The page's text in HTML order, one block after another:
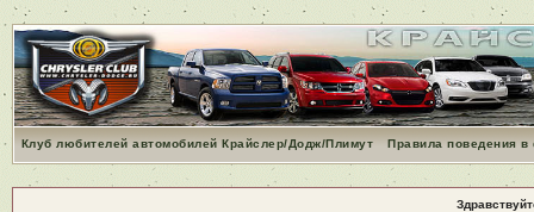
Клуб любителей автомобилей Крайслер/Додж/Плимут Правила поведения